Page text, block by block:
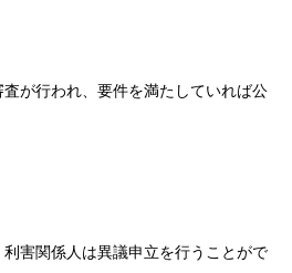
が行われ、要件を満たしていれば公
害関係人は異議申立を行うことがで